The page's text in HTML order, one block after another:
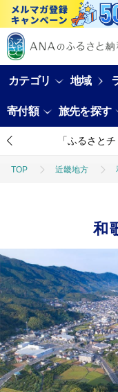
カテゴリ 地域
寄付額 旅先を探す
「ふるさと
TOP 近畿地方
和